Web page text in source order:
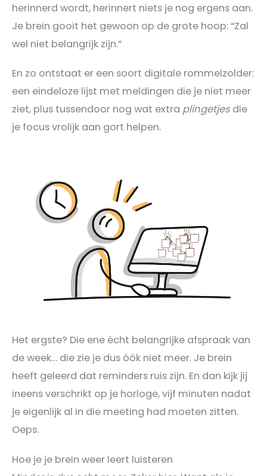
herinnerd wordt, herinnert niets je nog ergens aan.
Je brein gooit het gewoon op de grote hoop: “Zal
wel niet belangrijk zijn.”
En zo ontstaat er een soort digitale rommelzolder:
een eindeloze lijst met meldingen die je niet meer
ziet, plus tussendoor nog wat extra plingetjes die
je focus vrolijk aan gort helpen.
Het ergste? Die ene écht belangrijke afspraak van
de week… die zie je dus óók niet meer. Je brein
heeft geleerd dat reminders ruis zijn. En dan kijk jij
ineens verschrikt op je horloge, vijf minuten nadat
je eigenlijk al in die meeting had moeten zitten.
Oeps.
Hoe je je brein weer leert luisteren